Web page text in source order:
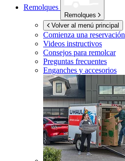
Remolques
Remolques
Volver al menú principal
Comienza una reservación
Videos instructivos
Consejos para remolcar
Preguntas frecuentes
Enganches y accesorios